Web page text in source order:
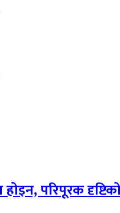
होइन, परिपूरक